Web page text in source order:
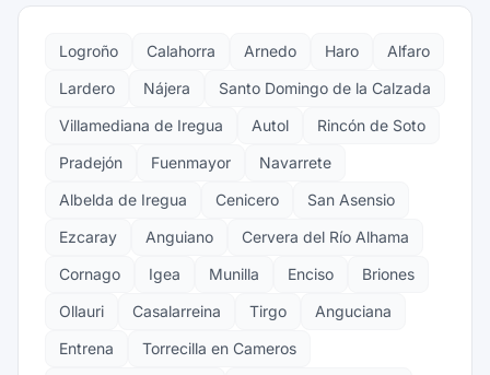
Logroño Calahorra Arnedo Haro
Alfaro
Lardero
Nájera
Santo Domingo de la Calzada
Villamediana de Iregua
Autol
Rincón de Soto
Pradejón
Fuenmayor
Navarrete
Albelda de Iregua
Cenicero
San Asensio
Ezcaray
Anguiano
Cervera del Río Alhama
Cornago
Igea Munilla Enciso
Briones
Ollauri
Casalarreina Tirgo
Anguciana
Entrena
Torrecilla en Cameros